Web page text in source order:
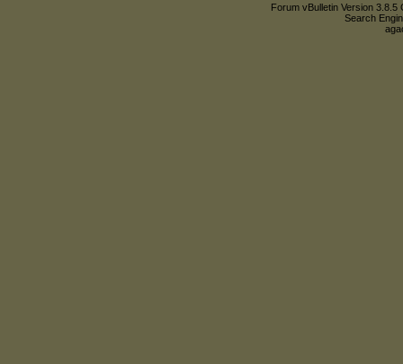
Forum vBulletin Version
Search